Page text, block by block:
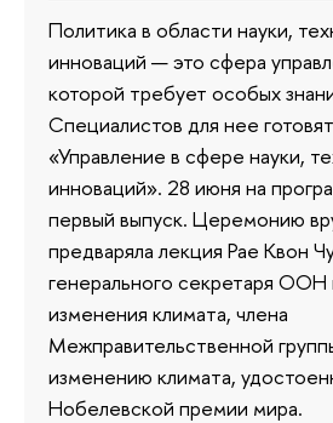
Политика в области науки,
инноваций — это сфера
которой требует особых
Специалистов для нее
«Управление в сфере науки,
инноваций». 28 июня на
первый выпуск. Церемонию
предваряла лекция Рае Квон
генерального секретаря
изменения климата, члена
Межправительственной
изменению климата,
Нобелевской премии мира.